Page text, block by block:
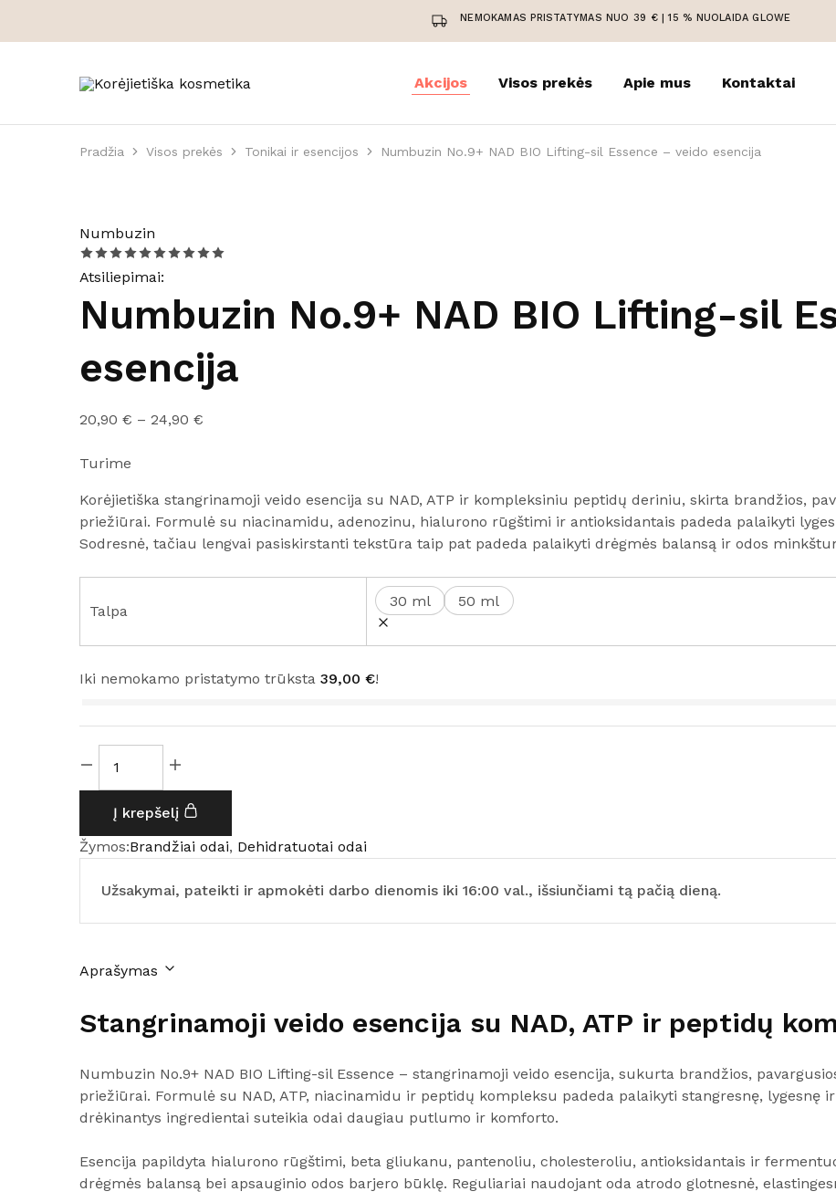
NEMOKAMAS PRISTATYMAS NUO 39 € | 15 % NUOLAIDA GLOWE
Korėjietiška
Korėjietiška
Akcijos Visos prekės Apie mus Kontaktai
Pradžia Visos prekės Tonikai ir esencijos Numbuzin No.9+ NAD BIO Lifting-sil Essence – veido esencija
Numbuzin
Atsiliepimai:
Numbuzin No.9+ NAD BIO Lifting-sil
esencija
20,90 € – 24,90 €
Turime
Korėjietiška stangrinamoji veido esencija su NAD, ATP ir kompleksiniu peptidų deriniu, skirta brandžios,
priežiūrai. Formulė su niacinamidu, adenozinu, hialurono rūgštimi ir antioksidantais padeda palaikyti
Sodresnė, tačiau lengvai pasiskirstanti tekstūra taip pat padeda palaikyti drėgmės balansą ir odos
Talpa
30 ml 50 ml
Iki nemokamo pristatymo trūksta 39,00 €!
Į krepšelį
Žymos:Brandžiai odai, Dehidratuotai odai
Užsakymai, pateikti ir apmokėti darbo dienomis iki 16:00 val., išsiunčiami tą pačią dieną.
Aprašymas
Stangrinamoji veido esencija su NAD, ATP ir peptidų
Numbuzin No.9+ NAD BIO Lifting-sil Essence – stangrinamoji veido esencija, sukurta brandžios,
priežiūrai. Formulė su NAD, ATP, niacinamidu ir peptidų kompleksu padeda palaikyti stangresnę, lygesnę
drėkinantys ingredientai suteikia odai daugiau putlumo ir komforto.
Esencija papildyta hialurono rūgštimi, beta gliukanu, pantenoliu, cholesteroliu, antioksidantais ir
drėgmės balansą bei apsauginio odos barjero būklę. Reguliariai naudojant oda atrodo glotnesnė,